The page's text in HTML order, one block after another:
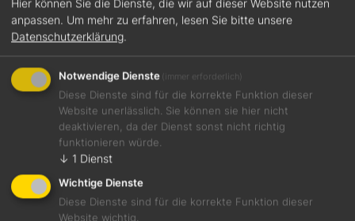
Jetzt teilen
Gute Opulenz von Datteln, geröstetem Karamell,
Kirschbonbon und Liebesapfel mit schmelziger Struktur
Hier können Sie die Dienste, die wir auf dieser Website nutzen
anpassen. Um mehr zu erfahren, lesen Sie bitte unsere
Datenschutzerklärung
Notwendige Dienste (immer erforderlich)
Diese Dienste sind für die korrekte Funktion dieser
Website unerlässlich. Sie können sie hier nicht
deaktivieren, da der Dienst sonst nicht richtig
funktionieren würde.
↓ 1 Dienst
Wichtige Dienste
Diese Dienste sind für die korrekte Funktion dieser
Website wichtig.